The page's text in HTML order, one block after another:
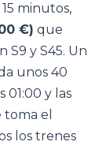
minutos,
€) que
S9 y S45. Un
unos 40
01:00 y las
el
los trenes